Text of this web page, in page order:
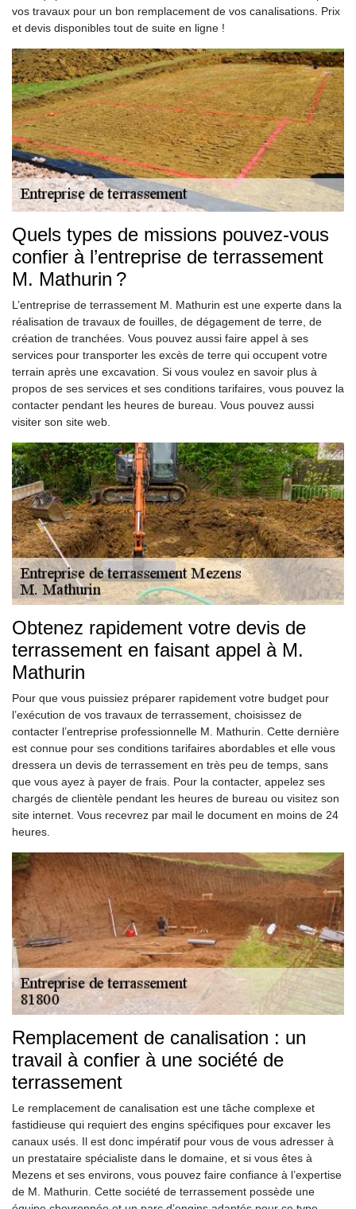
vos travaux pour un bon remplacement de vos canalisations. Prix
et devis disponibles tout de suite en ligne !
Quels types de missions pouvez-vous
confier à l’entreprise de terrassement
M. Mathurin ?
L’entreprise de terrassement M. Mathurin est une experte dans la
réalisation de travaux de fouilles, de dégagement de terre, de
création de tranchées. Vous pouvez aussi faire appel à ses
services pour transporter les excès de terre qui occupent votre
terrain après une excavation. Si vous voulez en savoir plus à
propos de ses services et ses conditions tarifaires, vous pouvez la
contacter pendant les heures de bureau. Vous pouvez aussi
visiter son site web.
Obtenez rapidement votre devis de
terrassement en faisant appel à M.
Mathurin
Pour que vous puissiez préparer rapidement votre budget pour
l’exécution de vos travaux de terrassement, choisissez de
contacter l’entreprise professionnelle M. Mathurin. Cette dernière
est connue pour ses conditions tarifaires abordables et elle vous
dressera un devis de terrassement en très peu de temps, sans
que vous ayez à payer de frais. Pour la contacter, appelez ses
chargés de clientèle pendant les heures de bureau ou visitez son
site internet. Vous recevrez par mail le document en moins de 24
heures.
Remplacement de canalisation : un
travail à confier à une société de
terrassement
Le remplacement de canalisation est une tâche complexe et
fastidieuse qui requiert des engins spécifiques pour excaver les
canaux usés. Il est donc impératif pour vous de vous adresser à
un prestataire spécialiste dans le domaine, et si vous êtes à
Mezens et ses environs, vous pouvez faire confiance à l’expertise
de M. Mathurin. Cette société de terrassement possède une